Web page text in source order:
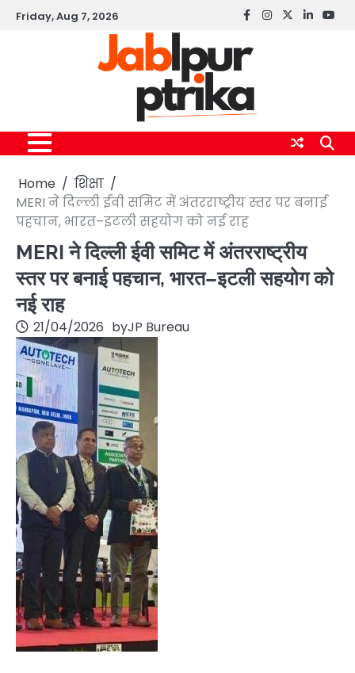
SkipFriday, Aug 7, 2026 Facebook
instagram
twitterlinkedin
Home
शिक्षा
MERI ने दिल्ली ईवी समिट में अंतरराष्ट्रीय स्तर पर बनाई
पहचान, भारत–इटली सहयोग को नई राह
MERI ने दिल्ली ईवी समिट में अंतरराष्ट्रीय
स्तर पर बनाई पहचान, भारत–इटली सहयोग को
नई राह
21/04/2026 byJP Bureau